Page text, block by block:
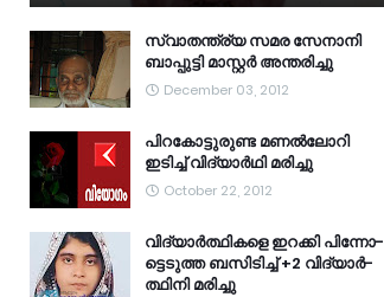
സ്വാതന്ത്ര്യ സമര സേനാനി
ബാപ്പുട്ടി മാസ്റ്റര്‍ അന്തരിച്ചു
December 03, 2012
പിറകോട്ടുരുണ്ട മണല്‍ലോറി
ഇടിച്ച് വിദ്യാര്‍ഥി മരിച്ചു
October 22, 2012
വി­ദ്യാര്‍­ത്ഥിക­ളെ ഇറ­ക്കി പി­ന്നോ­
ട്ടെ­ടുത്ത ബ­സി­ടി­ച്ച് +2 വി­ദ്യാര്‍­
ത്ഥിനി മ­രി­ച്ചു